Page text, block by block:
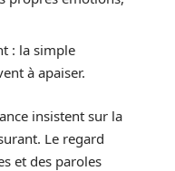
: la simple
à apaiser.
insistent sur la
Le regard
et des paroles